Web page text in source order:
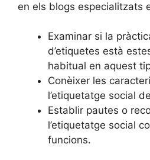
en els blogs especialitzats
Examinar si la
d’etiquetes està
habitual en aquest
Conèixer les
l’etiquetatge social
Establir pautes o
l’etiquetatge social
funcions.